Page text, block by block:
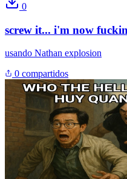
0
screw it... i'm now
usando Nathan explosion
0 compartidos